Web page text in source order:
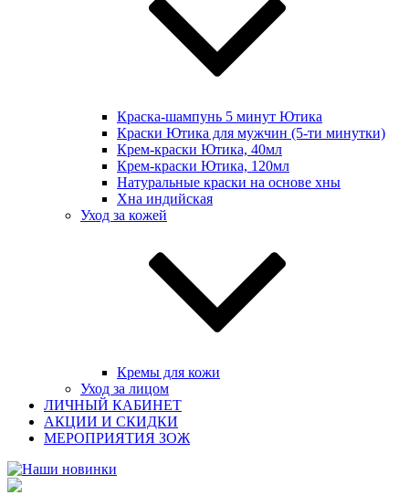
Краска-шампунь 5 минут Ютика
Краски Ютика для мужчин (5-ти минутки)
Крем-краски Ютика, 40мл
Крем-краски Ютика, 120мл
Натуральные краски на основе хны
Хна индийская
Уход за кожей
Кремы для кожи
Уход за лицом
ЛИЧНЫЙ КАБИНЕТ
АКЦИИ И СКИДКИ
МЕРОПРИЯТИЯ ЗОЖ